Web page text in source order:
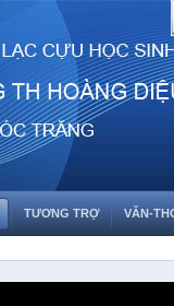
TƯƠNG TRỢ VĂN-